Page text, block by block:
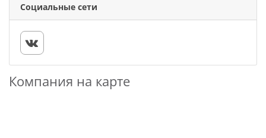
Социальные сети
Компания на карте